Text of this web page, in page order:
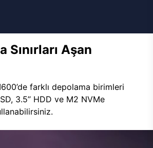
Sınırları Aşan
farklı depolama birimleri
3.5’’ HDD ve M2 NVMe